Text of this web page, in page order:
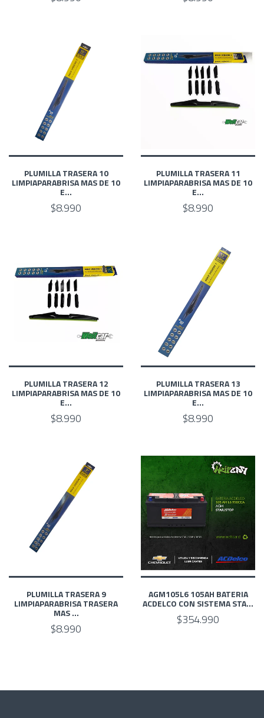
PLUMILLA TRASERA 10
LIMPIAPARABRISA MAS DE 10
E...
$8.990
PLUMILLA TRASERA 11
LIMPIAPARABRISA MAS DE 10
E...
$8.990
PLUMILLA TRASERA 12
LIMPIAPARABRISA MAS DE 10
E...
$8.990
PLUMILLA TRASERA 13
LIMPIAPARABRISA MAS DE 10
E...
$8.990
PLUMILLA TRASERA 9
LIMPIAPARABRISA TRASERA
MAS ...
$8.990
AGM105L6 105AH BATERIA
ACDELCO CON SISTEMA STA...
$354.990